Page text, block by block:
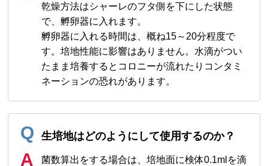
乾燥方法はシャーレのフタ側を下にした状態
で、孵卵器に入れます。
孵卵器に入れる時間は、概ね15～20分程度で
す。培地性能に影響はありません。水滴がつい
たまま培養するとコロニーが流れたりコンタミ
ネーションの恐れがあります。
生培地はどのようにして使用するのか？
菌数算出をする場合は、培地面に検体0.1mlを滴